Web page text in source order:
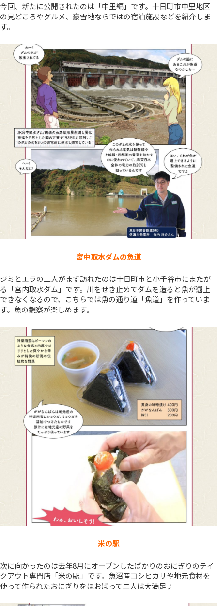
今回、新たに公開されたのは「中里編」です。十日町市中里地区
の見どころやグルメ、豪雪地ならではの宿泊施設などを紹介しま
す。
宮中取水ダムの魚道
ジミとエラの二人がまず訪れたのは十日町市と小千谷市にまたが
る「宮内取水ダム」です。川をせき止めてダムを造ると魚が遡上
できなくなるので、こちらでは魚の通り道「魚道」を作っていま
す。魚の観察が楽しめます。
米の駅
次に向かったのは去年8月にオープンしたばかりのおにぎりのテイ
クアウト専門店「米の駅」です。魚沼産コシヒカリや地元食材を
使って作られたおにぎりをほおばって二人は大満足♪